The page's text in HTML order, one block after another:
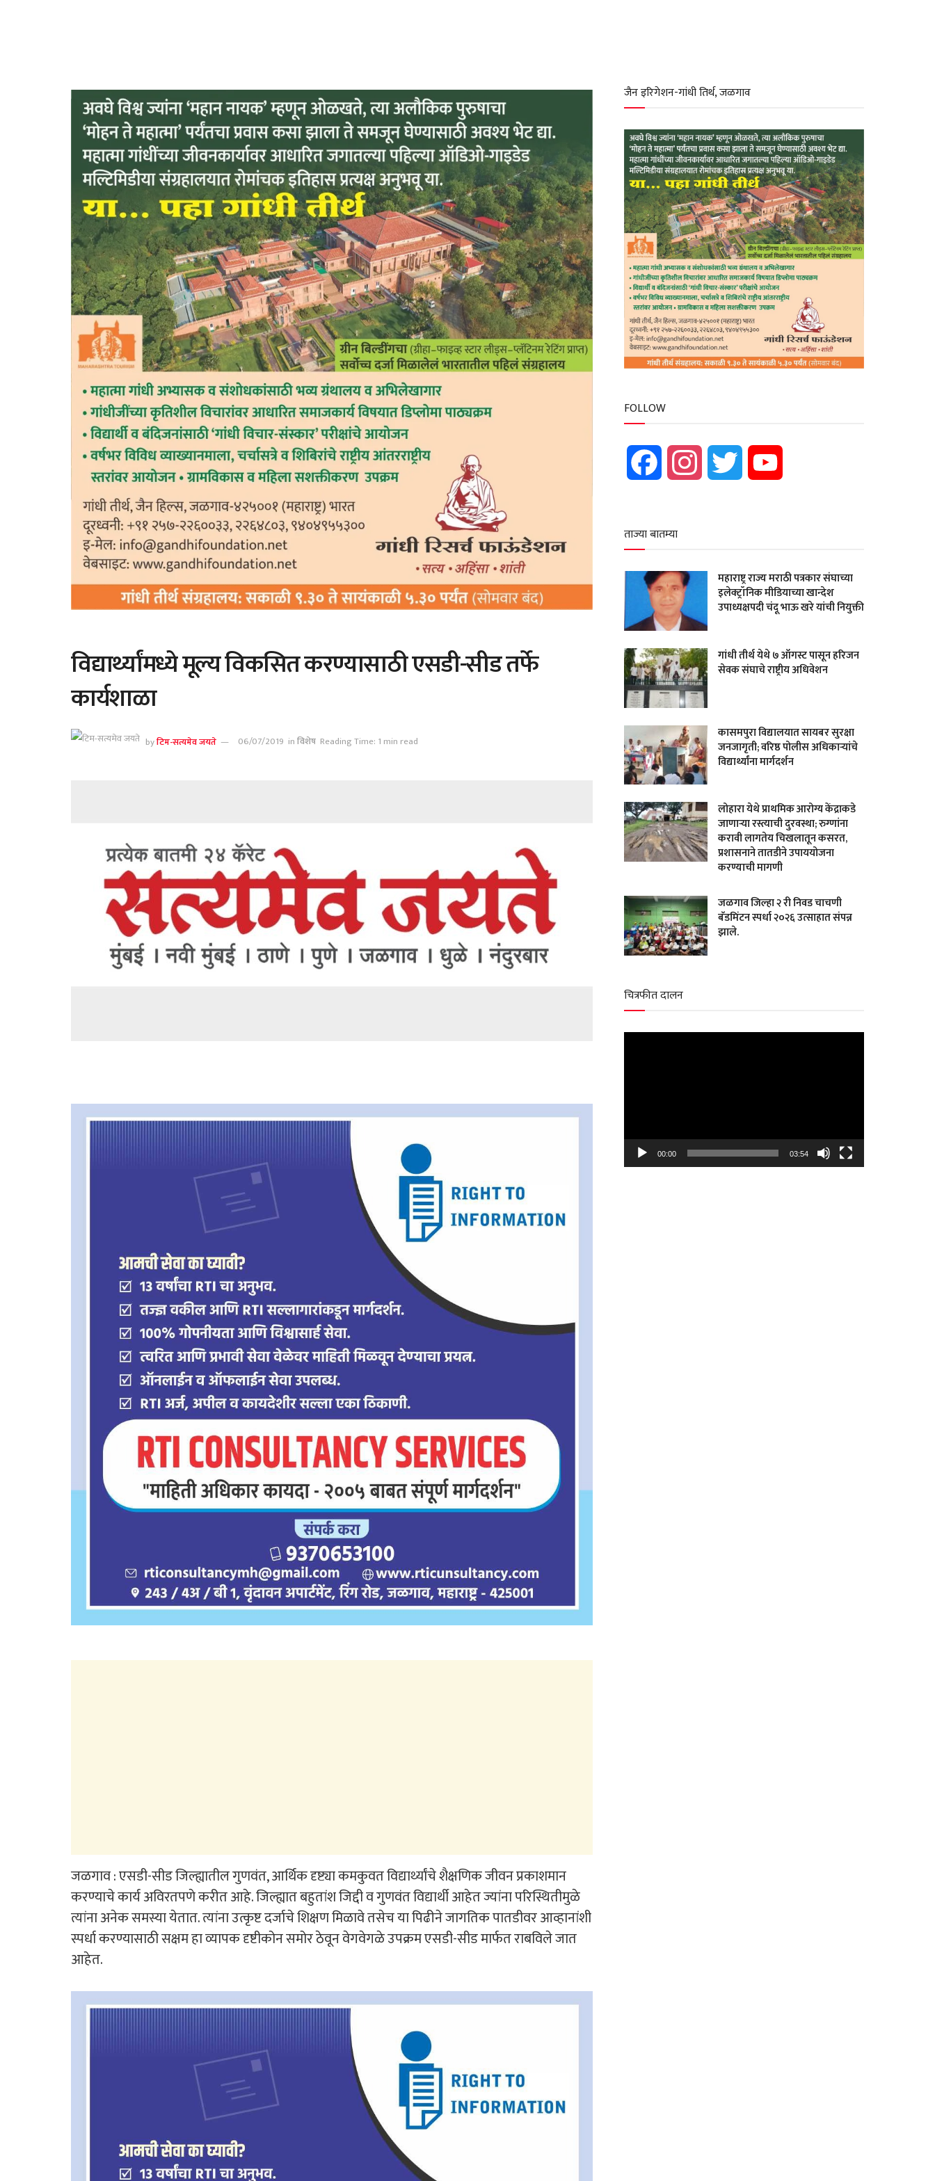
विद्यार्थ्यांमध्ये मूल्य विकसित करण्यासाठी एसडी-सीड तर्फे
कार्यशाळा
byटिम-सत्यमेव जयते 06/07/2019 inविशेष Reading Time: 1 min read
जळगाव : एसडी-सीड जिल्ह्यातील गुणवंत, आर्थिक दृष्ट्या कमकुवत विद्यार्थ्यांचे शैक्षणिक जीवन प्रकाशमान
करण्याचे कार्य अविरतपणे करीत आहे. जिल्ह्यात बहुतांश जिद्दी व गुणवंत विद्यार्थी आहेत ज्यांना परिस्थितीमुळे
त्यांना अनेक समस्या येतात. त्यांना उत्कृष्ट दर्जाचे शिक्षण मिळावे तसेच या पिढीने जागतिक पातडीवर आव्हानांशी
स्पर्धा करण्यासाठी सक्षम हा व्यापक दृष्टीकोन समोर ठेवून वेगवेगळे उपक्रम एसडी-सीड मार्फत राबविले जात
आहेत.
जैन इरिगेशन-गांधी तिर्थ, जळगाव
FOLLOW
Facebook Instagram Twitter
ताज्या बातम्या
महाराष्ट्र राज्य मराठी पत्रकार संघाच्या
इलेक्ट्रॉनिक मीडियाच्या खान्देश
उपाध्यक्षपदी चंदू भाऊ खरे यांची नियुक्ती
गांधी तीर्थ येथे ७ ऑगस्ट पासून हरिजन
सेवक संघाचे राष्ट्रीय अधिवेशन
कासमपुरा विद्यालयात सायबर सुरक्षा
जनजागृती; वरिष्ठ पोलीस अधिकाऱ्यांचे
विद्यार्थ्यांना मार्गदर्शन
लोहारा येथे प्राथमिक आरोग्य केंद्राकडे
जाणाऱ्या रस्त्याची दुरवस्था; रुग्णांना
करावी लागतेय चिखलातून कसरत,
प्रशासनाने तातडीने उपाययोजना
करण्याची मागणी
जळगाव जिल्हा २ री निवड चाचणी
बॅडमिंटन स्पर्धा २०२६ उत्साहात संपन्न
झाले.
चित्रफीत दालन
00:00 03:54